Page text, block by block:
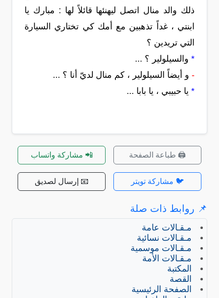
ذلك والد منال اتصل ليهنئها قائلاً لها : مبارك يا
ابنتي ، غداً تذهبين مع أمك كي تختاري السيارة
التي تريدين ؟
* والسيلولير ؟ ...
- و أيضاً السيلولير ، كم منال لديّ أنا ؟ ...
* يا حبيبي ، يا بابا ...
🖨️ طباعة الصفحة 📲 مشاركة واتساب
🐦 مشاركة تويتر 📧 إرسال لصديق
📌 روابط ذات صلة
مـقـالات عامة
مـقـالات نسائية
مـقـالات موسمية
مـقـالات الأمة
المكتبة
القصة
الصفحة الرئيسية